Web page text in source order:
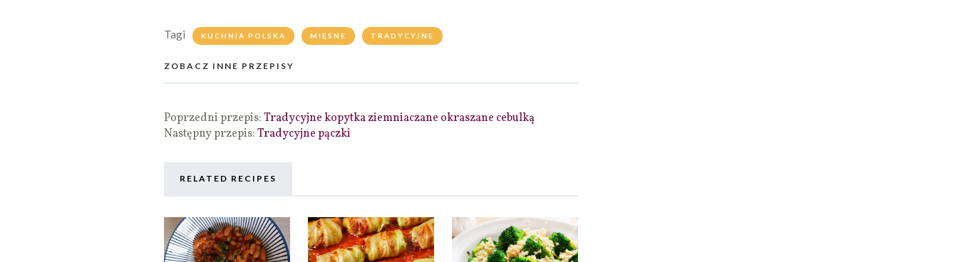
Tagi KUCHNIA POLSKA MIĘSNE TRADYCYJNE
ZOBACZ INNE PRZEPISY
Poprzedni przepis:Tradycyjne kopytka ziemniaczane okraszane cebulką
Następny przepis:Tradycyjne pączki
RELATED RECIPES